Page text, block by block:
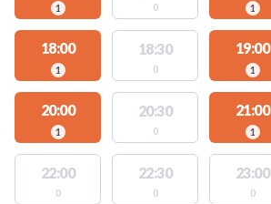
1 0 1
18:00
1
18:30
0
19:00
1
20:00
1
20:30
0
21:00
1
22:00
0
22:30
0
23:00
0